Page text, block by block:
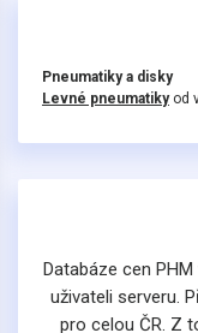
Pneumatiky a disky
Levné pneumatikyod
Databáze cen
uživateli serveru.
pro celou ČR. Z